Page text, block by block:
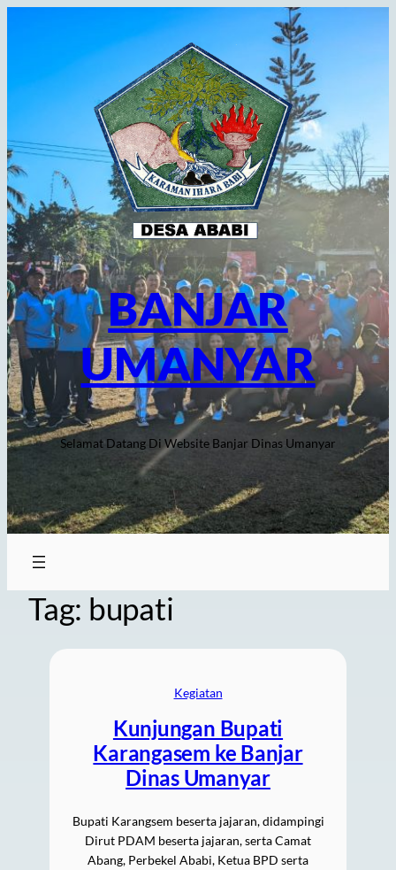
BANJAR
UMANYAR
Selamat Datang Di Website Banjar Dinas Umanyar
Tag: bupati
Kegiatan
Kunjungan Bupati
Karangasem ke Banjar
Dinas Umanyar
Bupati Karangsem beserta jajaran, didampingi
Dirut PDAM beserta jajaran, serta Camat
Abang, Perbekel Ababi, Ketua BPD serta